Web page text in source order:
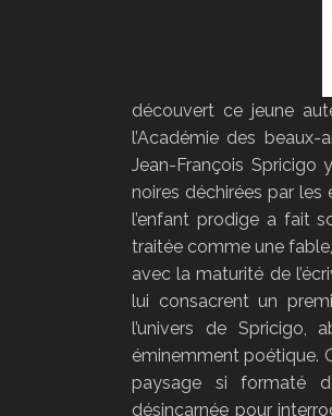
découvert ce jeune
l’Académie des
Jean-François
noires déchirées par
l’enfant prodige a fait
traitée comme une
avec la maturité de
lui consacrent un
l’univers de Spricigo,
éminemment poétique.
paysage si formaté
désincarnée pour